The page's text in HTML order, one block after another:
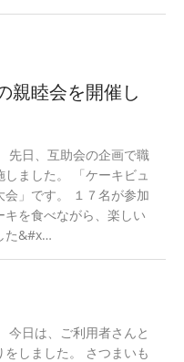
親睦会を開催し
先日、互助会の企画で職
しました。 「ケーキビュ
会」です。 １７名が参加
キを食べながら、楽しい
た&#x…
今日は、ご利用者さんと
しました。 さつまいも